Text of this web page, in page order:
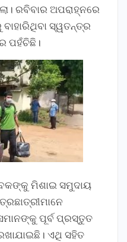
ରବିବାର ଅପରାହ୍ନରେ
ସ୍ୱତନ୍ତ୍ର
ପହଁଚିଛି।
ମିଶାଇ ସମୁଦାୟ
ପୂର୍ବ ପ୍ରସ୍ତୁତ
ଏଥି ସହିତ